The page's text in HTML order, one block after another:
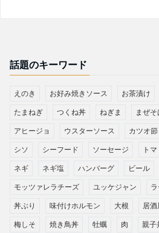
話題のキーワード
えのき お好み焼きソース お茶漬け
たまねぎ つくね丼 ねぎま まぜそ
アヒージョ ウスターソース カツオ節
シソ シーフード ソーセージ ト
ネギ ネギ塩 ハンバーグ ビール
モッツァレラチーズ ユッケジャン
丼ぶり 味付けホルモン 大根 居酒
梅しそ 焼き鳥丼 牡蠣 肉 親子